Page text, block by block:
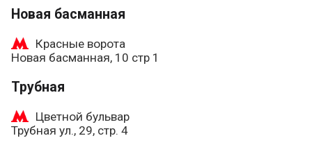
Новая басманная
Красные ворота
Новая басманная, 10 стр 1
Трубная
Цветной бульвар
Трубная ул., 29, стр. 4